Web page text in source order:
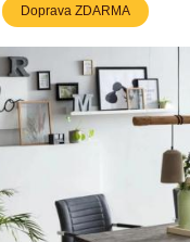
Doprava ZDARMA